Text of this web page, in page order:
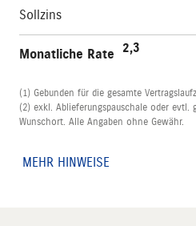
Sollzins
Monatliche Rate 2,3
(1) Gebunden für die gesamte
(2) exkl. Ablieferungspauschale oder
Wunschort. Alle Angaben ohne Gewähr.
MEHR HINWEISE